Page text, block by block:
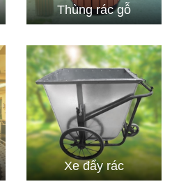
Thùng rác gỗ
Xe đẩy rác